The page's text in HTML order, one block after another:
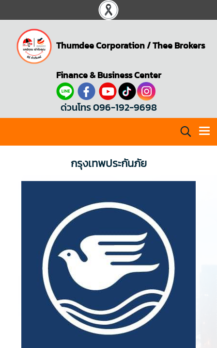
Thumdee Corporation/Thee Brokers
Finance & Business Center
ด่วนโทร 096-192-9698
กรุงเทพประกันภัย